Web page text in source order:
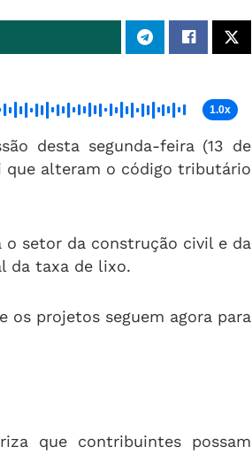
1.0x
desta segunda-feira (13 de
que alteram o código tributário
o setor da construção civil e da
da taxa de lixo.
os projetos seguem agora para
que contribuintes possam